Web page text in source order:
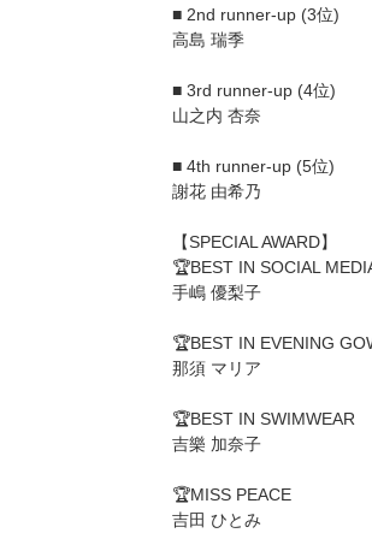
■ 2nd runner-up (3位)
高島 瑞季
■ 3rd runner-up (4位)
山之内 杏奈
■ 4th runner-up (5位)
謝花 由希乃
【SPECIAL AWARD】
🏆BEST IN SOCIAL
手嶋 優梨子
🏆BEST IN EVENING
那須 マリア
🏆BEST IN SWIMWEAR
吉樂 加奈子
🏆MISS PEACE
吉田 ひとみ